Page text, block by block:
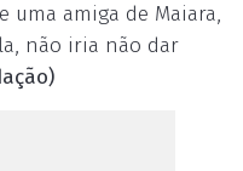
uma amiga de Maiara,
não iria não dar